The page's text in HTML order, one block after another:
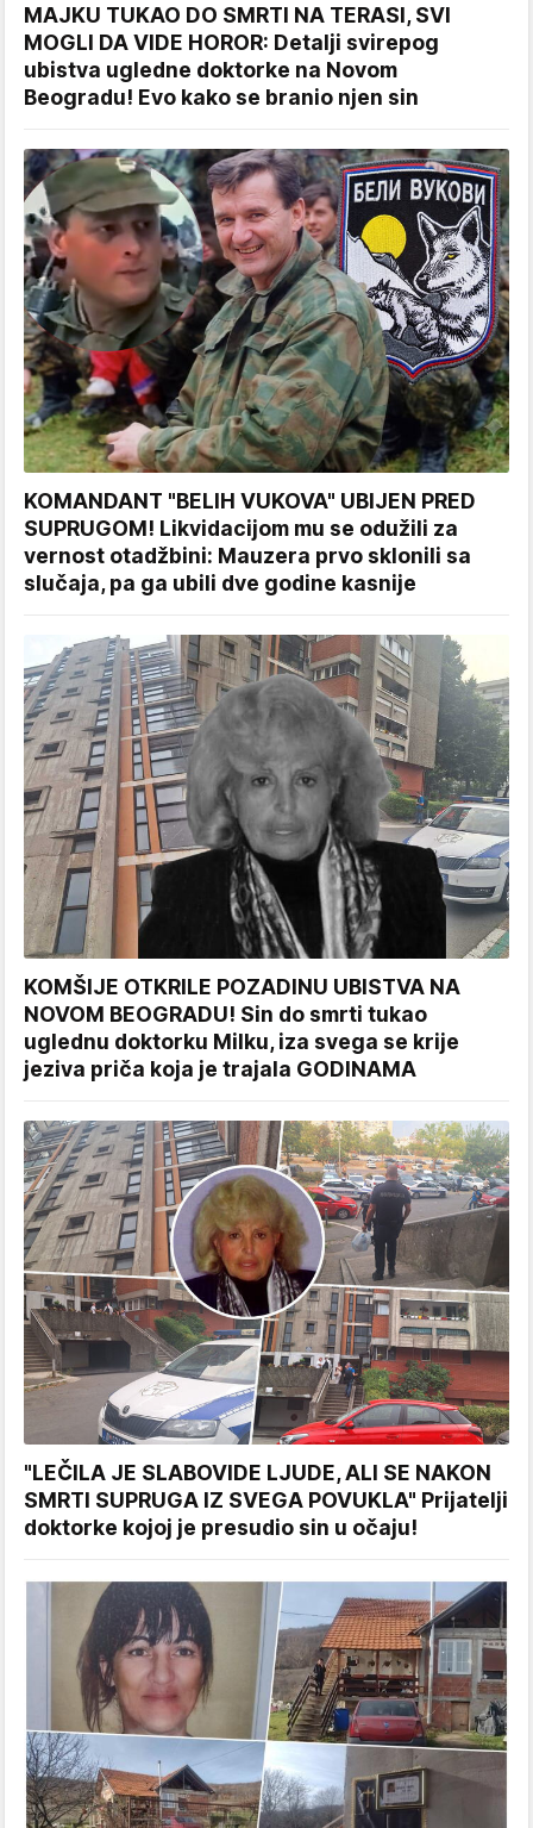
MAJKU TUKAO DO SMRTI NA TERASI, SVI
MOGLI DA VIDE HOROR: Detalji svirepog
ubistva ugledne doktorke na Novom
Beogradu! Evo kako se branio njen sin
KOMANDANT "BELIH VUKOVA" UBIJEN PRED
SUPRUGOM! Likvidacijom mu se odužili za
vernost otadžbini: Mauzera prvo sklonili sa
slučaja, pa ga ubili dve godine kasnije
KOMŠIJE OTKRILE POZADINU UBISTVA NA
NOVOM BEOGRADU! Sin do smrti tukao
uglednu doktorku Milku, iza svega se krije
jeziva priča koja je trajala GODINAMA
"LEČILA JE SLABOVIDE LJUDE, ALI SE NAKON
SMRTI SUPRUGA IZ SVEGA POVUKLA" Prijatelji
doktorke kojoj je presudio sin u očaju!